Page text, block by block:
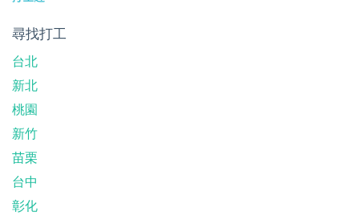
尋找打工
台北
新北
桃園
新竹
苗栗
台中
彰化